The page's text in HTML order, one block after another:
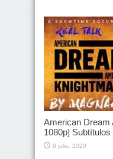
American Dream
1080p]
8 julio, 2020